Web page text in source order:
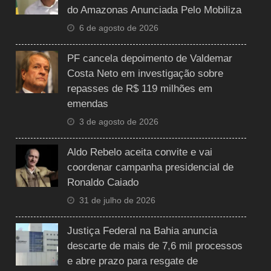
do Amazonas Anunciada Pelo Mobiliza
6 de agosto de 2026
PF cancela depoimento de Valdemar
Costa Neto em investigação sobre
repasses de R$ 119 milhões em
emendas
3 de agosto de 2026
Aldo Rebelo aceita convite e vai
coordenar campanha presidencial de
Ronaldo Caiado
31 de julho de 2026
Justiça Federal na Bahia anuncia
descarte de mais de 7,6 mil processos
e abre prazo para resgate de